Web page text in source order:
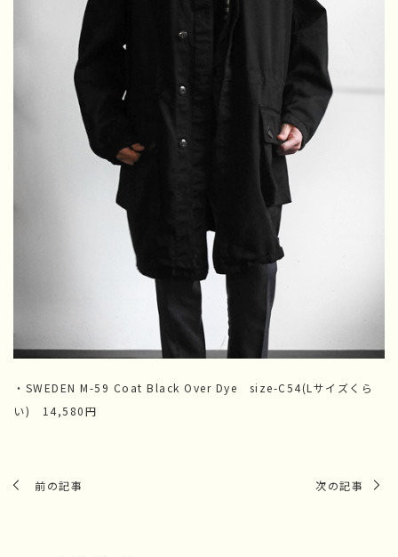
・SWEDEN M-59 Coat Black Over Dye size-C54(Lサイズくら
い) 14,580円
前の記事 次の記事